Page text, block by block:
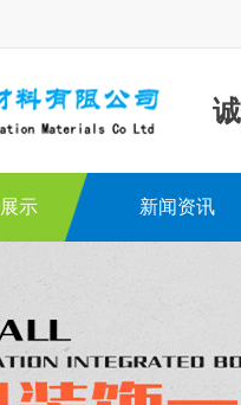
示 新闻资讯